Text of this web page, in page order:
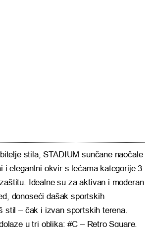
stila, STADIUM sunčane naočale
i elegantni okvir s lećama kategorije 3
Idealne su za aktivan i moderan
donoseći dašak sportskih
stil – čak i izvan sportskih terena.
u tri oblika: #C – Retro Square,